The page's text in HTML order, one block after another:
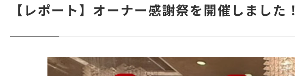
【レポート】オーナー感謝祭を開催しました！